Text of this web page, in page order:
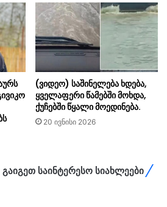
(ვიდეო) საშინელება ხდება,
ყველაფერი წამებში მოხდა,
ქუჩებში წყალი მოედინება.
20 ივნისი 2026
საინტერესო სიახლეები